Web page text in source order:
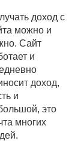
доход с
можно и
Сайт
и
доход,
и
это
многих